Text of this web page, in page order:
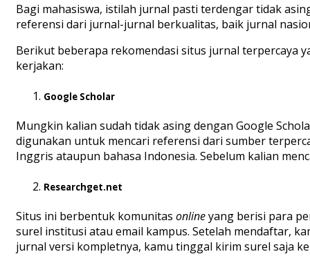
Bagi mahasiswa, istilah jurnal pasti terdengar tidak
referensi dari jurnal-jurnal berkualitas, baik jurnal
Berikut beberapa rekomendasi situs jurnal terpercaya
kerjakan:
Google Scholar
Mungkin kalian sudah tidak asing dengan Google
digunakan untuk mencari referensi dari sumber
Inggris ataupun bahasa Indonesia. Sebelum kalian
Researchget.net
Situs ini berbentuk komunitas onlineyang berisi para
surel institusi atau email kampus. Setelah mendaftar,
jurnal versi kompletnya, kamu tinggal kirim surel saja